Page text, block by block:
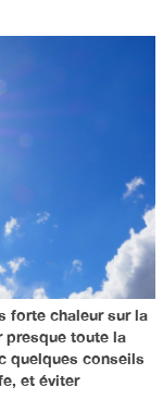
forte chaleur sur la
presque toute la
quelques conseils
et éviter